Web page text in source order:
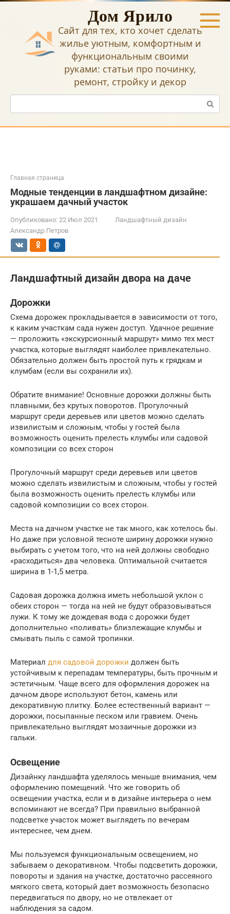
Перейти
Дом Ярило
Сайт для тех, кто хочет сделать
жилье уютным, комфортным и
функциональным своими
руками: статьи про починку,
ремонт, стройку и декор
Поиск:
Главная страница
Модные тенденции в ландшафтном дизайне:
украшаем дачный участок
Опубликовано: 22 Июл 2021
Ландшафтный дизайн
Александр Петров
Ландшафтный дизайн двора на даче
Дорожки
Схема дорожек прокладывается в зависимости от того,
к каким участкам сада нужен доступ. Удачное решение
— проложить «экскурсионный маршрут» мимо тех мест
участка, которые выглядят наиболее привлекательно.
Обязательно должен быть простой путь к грядкам и
клумбам (если вы сохранили их).
Обратите внимание! Основные дорожки должны быть
плавными, без крутых поворотов. Прогулочный
маршрут среди деревьев или цветов можно сделать
извилистым и сложным, чтобы у гостей была
возможность оценить прелесть клумбы или садовой
композиции со всех сторон
Прогулочный маршрут среди деревьев или цветов
можно сделать извилистым и сложным, чтобы у гостей
была возможность оценить прелесть клумбы или
садовой композиции со всех сторон.
Места на дачном участке не так много, как хотелось бы.
Но даже при условной тесноте ширину дорожки нужно
выбирать с учетом того, что на ней должны свободно
«расходиться» два человека. Оптимальной считается
ширина в 1-1,5 метра.
Садовая дорожка должна иметь небольшой уклон с
обеих сторон — тогда на ней не будут образовываться
лужи. К тому же дождевая вода с дорожки будет
дополнительно «поливать» близлежащие клумбы и
смывать пыль с самой тропинки.
Материал для садовой дорожки должен быть
устойчивым к перепадам температуры, быть прочным и
эстетичным. Чаще всего для оформления дорожек на
дачном дворе используют бетон, камень или
декоративную плитку. Более естественный вариант —
дорожки, посыпанные песком или гравием. Очень
привлекательно выглядят мозаичные дорожки из
гальки.
Освещение
Дизайнку ландшафта уделялось меньше внимания, чем
оформлению помещений. Что же говорить об
освещении участка, если и в дизайне интерьера о нем
вспоминают не всегда? При правильно выбранной
подсветке участок может выглядеть по вечерам
интереснее, чем днем.
Мы пользуемся функциональным освещением, но
забываем о декоративном. Чтобы подсветить дорожки,
повороты и здания на участке, достаточно рассеяного
мягкого света, который дает возможность безопасно
передвигаться по двору, но не отвлекает от
наблюдения за садом.